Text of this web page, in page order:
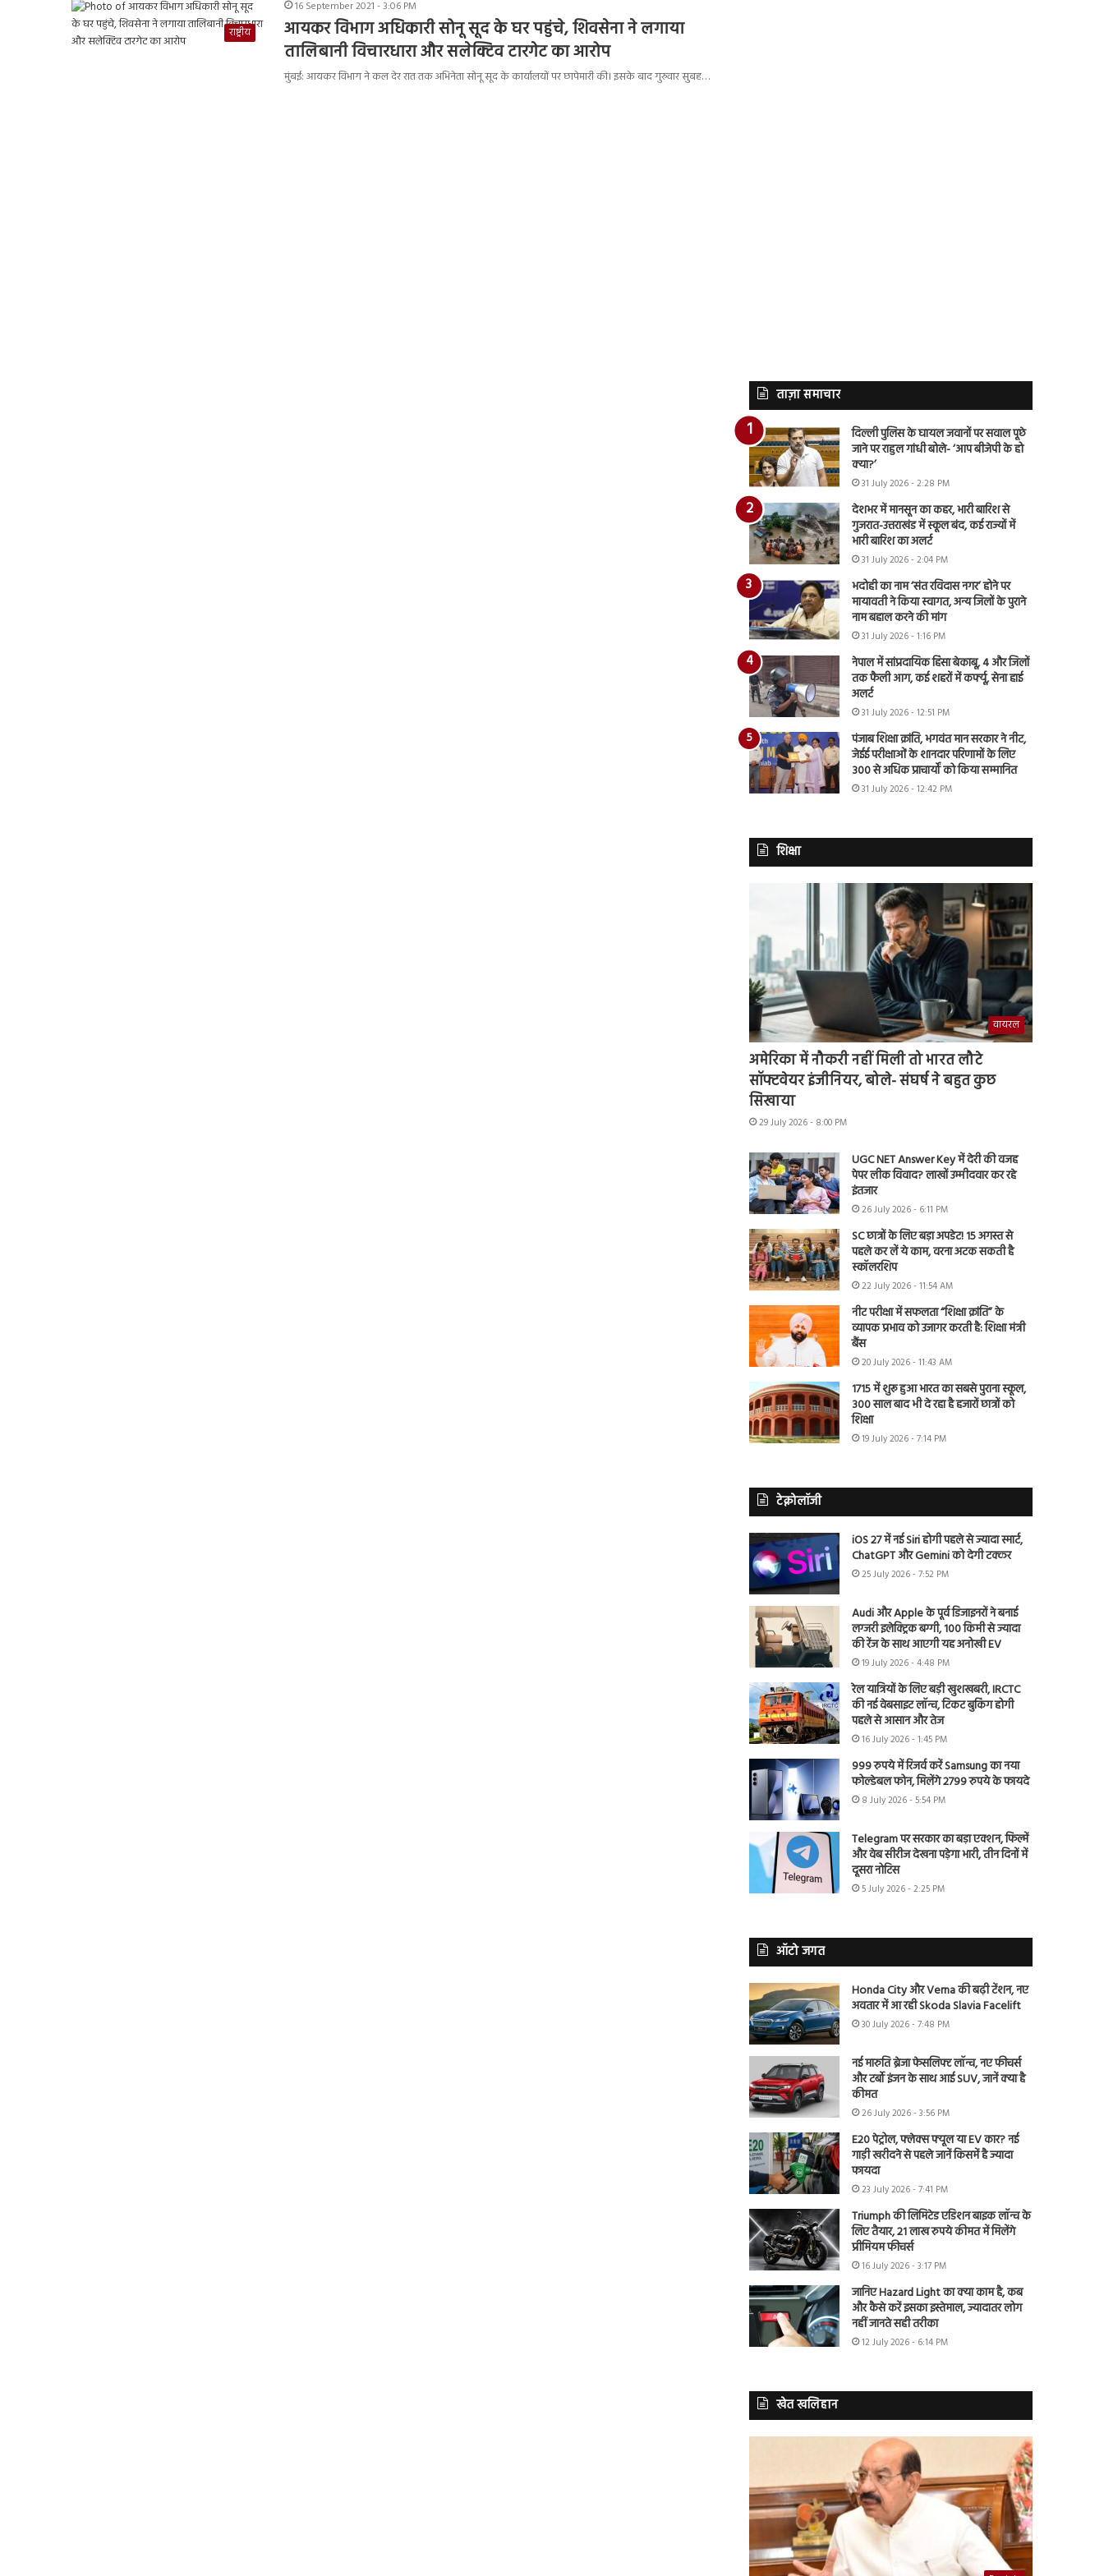
राष्ट्रीय
16 September 2021 - 3:06 PM
आयकर विभाग अधिकारी सोनू सूद के घर पहुंचे, शिवसेना ने लगाया
तालिबानी विचारधारा और सलेक्टिव टारगेट का आरोप
मुंबई: आयकर विभाग ने कल देर रात तक अभिनेता सोनू सूद के कार्यालयों पर छापेमारी की। इसके बाद गुरुवार सुबह…
ताज़ा समाचार
दिल्ली पुलिस के घायल जवानों पर सवाल पूछे
जाने पर राहुल गांधी बोले- ‘आप बीजेपी के हो
क्या?’
31 July 2026 - 2:28 PM
देशभर में मानसून का कहर, भारी बारिश से
गुजरात-उत्तराखंड में स्कूल बंद, कई राज्यों में
भारी बारिश का अलर्ट
31 July 2026 - 2:04 PM
भदोही का नाम ‘संत रविदास नगर’ होने पर
मायावती ने किया स्वागत, अन्य जिलों के पुराने
नाम बहाल करने की मांग
31 July 2026 - 1:16 PM
नेपाल में सांप्रदायिक हिंसा बेकाबू, 4 और जिलों
तक फैली आग, कई शहरों में कर्फ्यू, सेना हाई
अलर्ट
31 July 2026 - 12:51 PM
पंजाब शिक्षा क्रांति, भगवंत मान सरकार ने नीट,
जेईई परीक्षाओं के शानदार परिणामों के लिए
300 से अधिक प्राचार्यों को किया सम्मानित
31 July 2026 - 12:42 PM
शिक्षा
वायरल
अमेरिका में नौकरी नहीं मिली तो भारत लौटे
सॉफ्टवेयर इंजीनियर, बोले- संघर्ष ने बहुत कुछ
सिखाया
29 July 2026 - 8:00 PM
UGC NET Answer Key में देरी की वजह
पेपर लीक विवाद? लाखों उम्मीदवार कर रहे
इंतजार
26 July 2026 - 6:11 PM
SC छात्रों के लिए बड़ा अपडेट! 15 अगस्त से
पहले कर लें ये काम, वरना अटक सकती है
स्कॉलरशिप
22 July 2026 - 11:54 AM
नीट परीक्षा में सफलता “शिक्षा क्रांति” के
व्यापक प्रभाव को उजागर करती है: शिक्षा मंत्री
बैंस
20 July 2026 - 11:43 AM
1715 में शुरू हुआ भारत का सबसे पुराना स्कूल,
300 साल बाद भी दे रहा है हजारों छात्रों को
शिक्षा
19 July 2026 - 7:14 PM
टेक्नोलॉजी
iOS 27 में नई Siri होगी पहले से ज्यादा स्मार्ट,
ChatGPT और Gemini को देगी टक्कर
25 July 2026 - 7:52 PM
Audi और Apple के पूर्व डिजाइनरों ने बनाई
लग्जरी इलेक्ट्रिक बग्गी, 100 किमी से ज्यादा
की रेंज के साथ आएगी यह अनोखी EV
19 July 2026 - 4:48 PM
रेल यात्रियों के लिए बड़ी खुशखबरी, IRCTC
की नई वेबसाइट लॉन्च, टिकट बुकिंग होगी
पहले से आसान और तेज
16 July 2026 - 1:45 PM
999 रुपये में रिजर्व करें Samsung का नया
फोल्डेबल फोन, मिलेंगे 2799 रुपये के फायदे
8 July 2026 - 5:54 PM
Telegram पर सरकार का बड़ा एक्शन, फिल्में
और वेब सीरीज देखना पड़ेगा भारी, तीन दिनों में
दूसरा नोटिस
5 July 2026 - 2:25 PM
ऑटो जगत
Honda City और Verna की बढ़ी टेंशन, नए
अवतार में आ रही Skoda Slavia Facelift
30 July 2026 - 7:48 PM
नई मारुति ब्रेजा फेसलिफ्ट लॉन्च, नए फीचर्स
और टर्बो इंजन के साथ आई SUV, जानें क्या है
कीमत
26 July 2026 - 3:56 PM
E20 पेट्रोल, फ्लेक्स फ्यूल या EV कार? नई
गाड़ी खरीदने से पहले जानें किसमें है ज्यादा
फायदा
23 July 2026 - 7:41 PM
Triumph की लिमिटेड एडिशन बाइक लॉन्च के
लिए तैयार, 21 लाख रुपये कीमत में मिलेंगे
प्रीमियम फीचर्स
16 July 2026 - 3:17 PM
जानिए Hazard Light का क्या काम है, कब
और कैसे करें इसका इस्तेमाल, ज्यादातर लोग
नहीं जानते सही तरीका
12 July 2026 - 6:14 PM
खेत खलिहान